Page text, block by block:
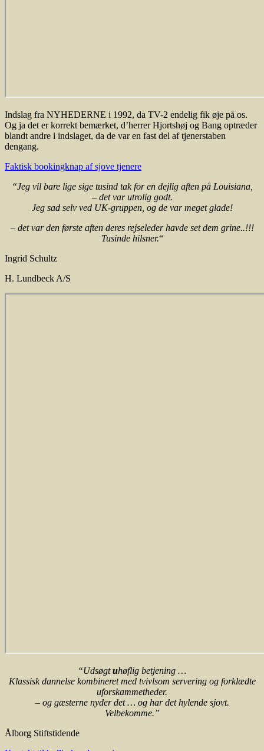
Indslag fra NYHEDERNE i 1992, da TV-2 endelig fik øje på os.
Og ja det er korrekt bemærket, d’herrer Hjortshøj og Bang optræder
blandt andre i indslaget, da de var en fast del af tjenerstaben
dengang.
Faktisk bookingknap af sjove tjenere
“Jeg vil bare lige sige tusind tak for en dejlig aften på Louisiana,
– det var utrolig godt.
Jeg sad selv ved UK-gruppen, og de var meget glade!
– det var den første aften deres rejseleder havde set dem grine..!!!
Tusinde hilsner.“
Ingrid Schultz
H. Lundbeck A/S
“Udsøgtuhøflig betjening …
Klassisk dannelse kombineret med tvivlsom servering og forklædte
uforskammetheder.
– og gæsterne nyder det … og har det hylende sjovt.
Velbekomme.”
Ålborg Stiftstidende